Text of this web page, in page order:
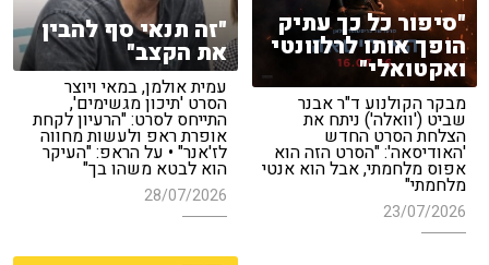
"זה תנאי סף להבין
את הקצב"
עמית אולמן, במאי ויוצר
הסרט 'תיכון מגשימים',
התייחס לסרט: "הרעיון לקחת
אופרת ראפ ולעשות מחווה
לז'אנר" • על הראפ: "העיקר
הוא לבטא משהו בך"
28/07/2026
"סיפור כל כך עתיק
הופך אותו לרלוונטי
ואקטואלי"
מבקר הקולנוע ד"ר אבנר
שביט ('וואלה') ניתח את
הצלחת הסרט החדש
'האודיסאה': "הסרט הזה הוא
אפוס מלחמתי, אבל הוא אנטי
מלחמתי"
23/07/2026